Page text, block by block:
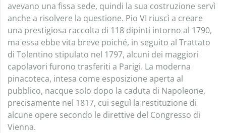
avevano una fissa sede, quindi la sua costruzione servì
anche a risolvere la questione. Pio VI riuscì a creare
una prestigiosa raccolta di 118 dipinti intorno al 1790,
ma essa ebbe vita breve poiché, in seguito al Trattato
di Tolentino stipulato nel 1797, alcuni dei maggiori
capolavori furono trasferiti a Parigi. La moderna
pinacoteca, intesa come esposizione aperta al
pubblico, nacque solo dopo la caduta di Napoleone,
precisamente nel 1817, cui seguì la restituzione di
alcune opere secondo le direttive del Congresso di
Vienna.